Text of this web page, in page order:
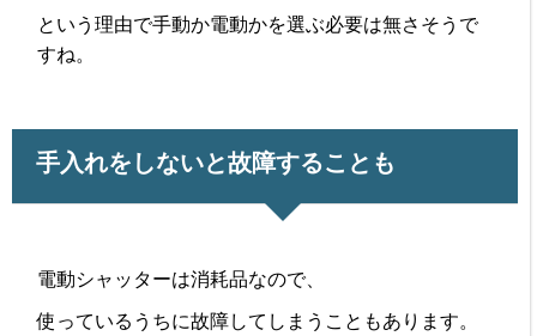
という理由で手動か電動かを選ぶ必要は無さそうで
すね。
手入れをしないと故障することも
電動シャッターは消耗品なので、
使っているうちに故障してしまうこともあります。